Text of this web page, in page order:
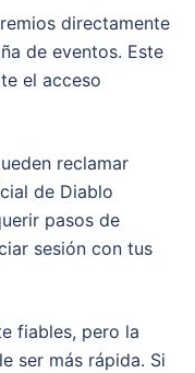
directamente
de eventos. Este
el acceso
reclamar
de Diablo
pasos de
sesión con tus
fiables, pero la
ser más rápida. Si